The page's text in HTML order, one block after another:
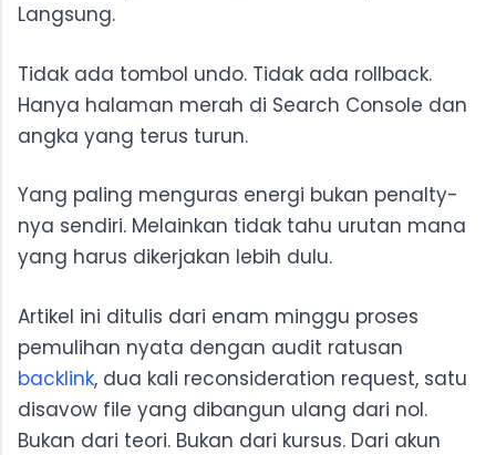
Langsung.
Tidak ada tombol undo. Tidak ada rollback.
Hanya halaman merah di Search Console dan
angka yang terus turun.
Yang paling menguras energi bukan penalty-
nya sendiri. Melainkan tidak tahu urutan mana
yang harus dikerjakan lebih dulu.
Artikel ini ditulis dari enam minggu proses
pemulihan nyata dengan audit ratusan
backlink, dua kali reconsideration request, satu
disavow file yang dibangun ulang dari nol.
Bukan dari teori. Bukan dari kursus. Dari akun